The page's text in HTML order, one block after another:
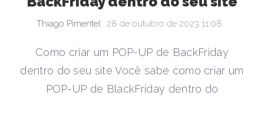
Thiago Pimentel 28 de outubro de 2023 11:08
Como criar um POP-UP de BackFriday
dentro do seu site Você sabe como criar um
POP-UP de BlackFriday dentro do